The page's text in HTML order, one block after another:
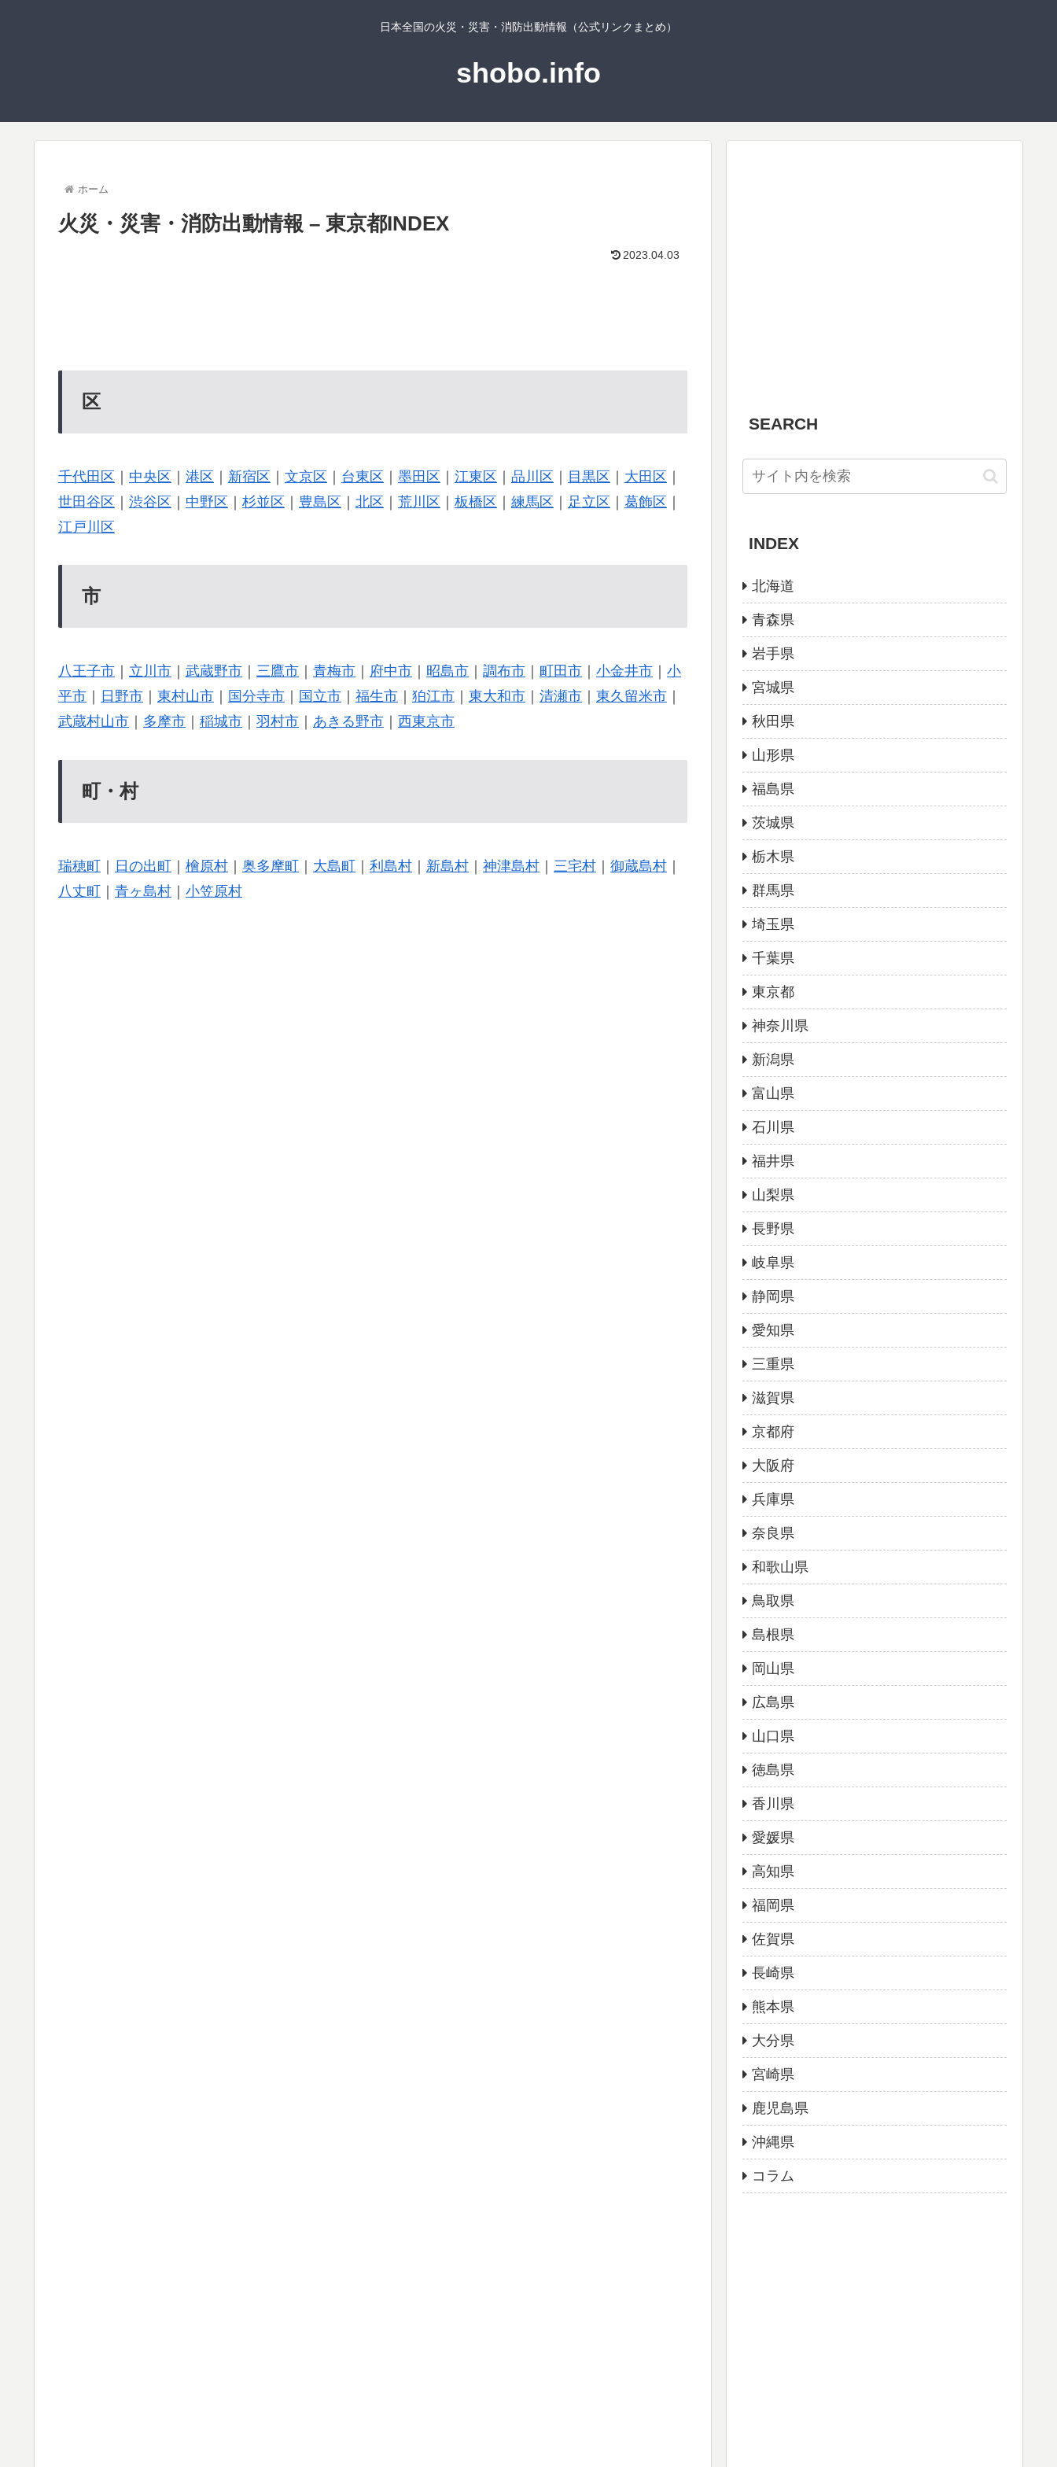
日本全国の火災・災害・消防出動情報（公式リンクまとめ）
shobo.info
ホーム
火災・災害・消防出動情報 – 東京都INDEX
2023.04.03
区
千代田区 中央区 港区 新宿区 文京区 台東区 墨田区 江東区 品川区 目黒区 大田区
世田谷区
渋谷区 中野区 杉並区 豊島区 北区 荒川区 板橋区 練馬区 足立区 葛飾区
江戸川区
市
八王子市 立川市 武蔵野市 三鷹市 青梅市 府中市 昭島市 調布市 町田市 小金井市
小
平市
日野市 東村山市 国分寺市 国立市 福生市 狛江市 東大和市 清瀬市 東久留米市
武蔵村山市
多摩市 稲城市 羽村市 あきる野市 西東京市
町・村
瑞穂町 ｜ 日の出町 ｜ 檜原村 ｜ 奥多摩町 ｜ 大島町 ｜ 利島村 ｜ 新島村 ｜ 神津島村 ｜ 三宅村 ｜ 御蔵島村 ｜
八丈町 ｜ 青ヶ島村 ｜ 小笠原村
SEARCH
INDEX
北海道
青森県
岩手県
宮城県
秋田県
山形県
福島県
茨城県
栃木県
群馬県
埼玉県
千葉県
東京都
神奈川県
新潟県
富山県
石川県
福井県
山梨県
長野県
岐阜県
静岡県
愛知県
三重県
滋賀県
京都府
大阪府
兵庫県
奈良県
和歌山県
鳥取県
島根県
岡山県
広島県
山口県
徳島県
香川県
愛媛県
高知県
福岡県
佐賀県
長崎県
熊本県
大分県
宮崎県
鹿児島県
沖縄県
コラム